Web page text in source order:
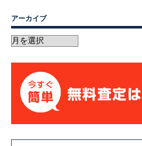
アーカイブ